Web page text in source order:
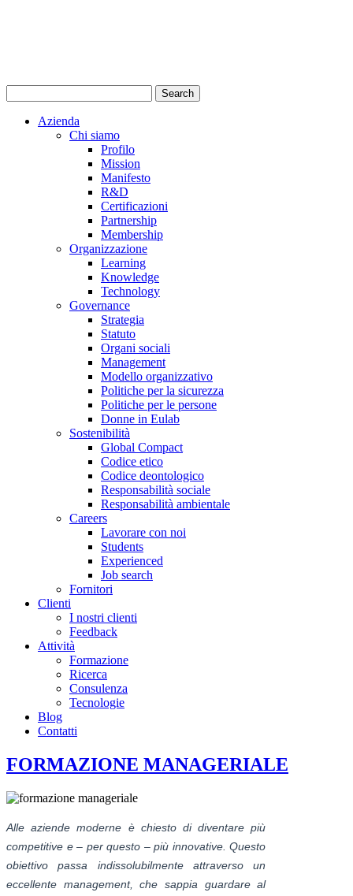
Azienda
Chi siamo
Profilo
Mission
Manifesto
R&D
Certificazioni
Partnership
Membership
Organizzazione
Learning
Knowledge
Technology
Governance
Strategia
Statuto
Organi sociali
Management
Modello organizzativo
Politiche per la sicurezza
Politiche per le persone
Donne in Eulab
Sostenibilità
Global Compact
Codice etico
Codice deontologico
Responsabilità sociale
Responsabilità ambientale
Careers
Lavorare con noi
Students
Experienced
Job search
Fornitori
Clienti
I nostri clienti
Feedback
Attività
Formazione
Ricerca
Consulenza
Tecnologie
Blog
Contatti
FORMAZIONE MANAGERIALE
Alle aziende moderne è chiesto di diventare più
competitive e – per questo – più innovative. Questo
obiettivo passa indissolubilmente attraverso un
eccellente management, che sappia guardare al